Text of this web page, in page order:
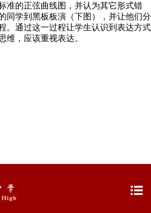
准的正弦曲线图，并认为其它形式错
同学到黑板板演（下图），并让他们分
。通过这一过程让学生认识到表达方式
思维，应该重视表达。
